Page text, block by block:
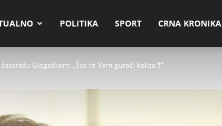
POLITIKA SPORT CRNA KRONIKA
Glogoškom: „Što će Vam gurači kolica?!“